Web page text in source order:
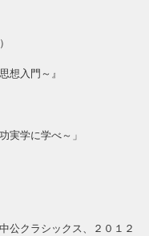
想入門～』
実学に学べ～」
公クラシックス、２０１２